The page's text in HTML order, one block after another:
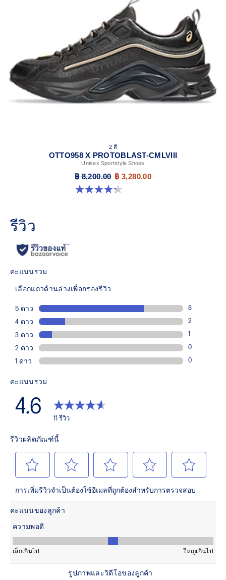
2 สี
OTTO958 X PROTOBLAST-CMLVIII
Unisex Sportstyle Shoes
฿ 8,200.00 ฿ 3,280.00
4.3 จาก 5 ดาว 12 รีวิว